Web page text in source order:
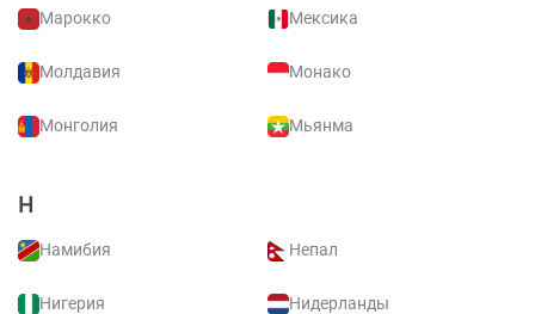
Марокко Мексика
Молдавия Монако
Монголия Мьянма
Н
Намибия Непал
Нигерия Нидерланды